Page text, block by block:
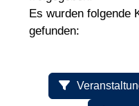
Es wurden folgende
gefunden: